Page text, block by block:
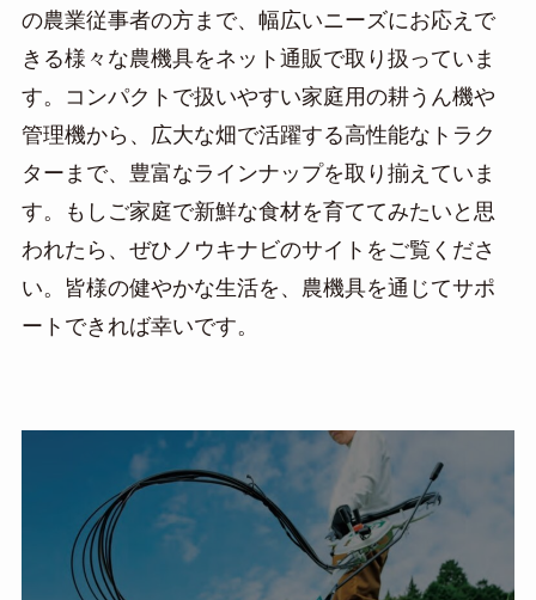
の農業従事者の方まで、幅広いニーズにお応えで
きる様々な農機具をネット通販で取り扱っていま
す。コンパクトで扱いやすい家庭用の耕うん機や
管理機から、広大な畑で活躍する高性能なトラク
ターまで、豊富なラインナップを取り揃えていま
す。もしご家庭で新鮮な食材を育ててみたいと思
われたら、ぜひノウキナビのサイトをご覧くださ
い。皆様の健やかな生活を、農機具を通じてサポ
ートできれば幸いです。